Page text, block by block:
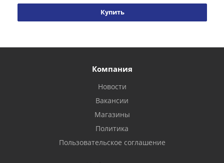
Купить
Компания
Новости
Вакансии
Магазины
Политика
Пользовательское соглашение